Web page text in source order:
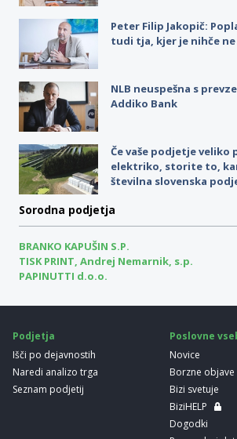
Peter Filip Jakopič:
tudi tja, kjer je nihče
NLB neuspešna s
Addiko Bank
Če vaše podjetje veliko
elektriko, storite to,
številna slovenska
Sorodna podjetja
BRANKO KAPUŠIN S.P.
TISK PRINT, Andrej Nemarnik, s.p.
PAPINUTTI d.o.o.
Podjetja
Išči po dejavnostih
Naredi analizo trga
Seznam podjetij
Poslovne
Novice
Borzne objave
Bizi svetuje
BiziHELP
Dogodki